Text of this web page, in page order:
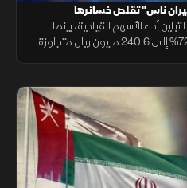
ناس" تقلص خسائرها
أداء الأسهم القيادية، بينما
قلصت "طيران ناس" خسائرها بنسبة 72% إلى 240.6 مليون ريال متجاوزة